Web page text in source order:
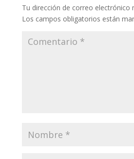
Tu dirección de correo electrónico
Los campos obligatorios están